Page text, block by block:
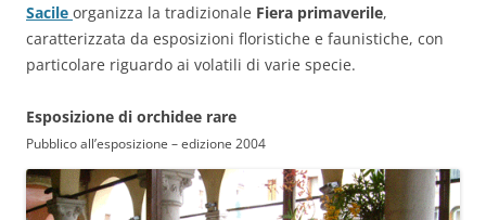
Sacile organizza la tradizionale Fiera primaverile,
caratterizzata da esposizioni floristiche e faunistiche, con
particolare riguardo ai volatili di varie specie.
Esposizione di orchidee rare
Pubblico all’esposizione – edizione 2004